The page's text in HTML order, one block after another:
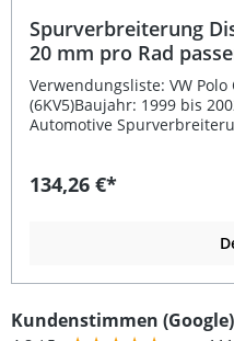
Spurverbreiterung
20 mm pro Rad
2
Verwendungsliste: VW Polo
(6KV5)Baujahr: 1999 bis
Automotive
sorgt mit einer Breite von
Aluminium, das auch im
Dank des Systems B+ mit
Radnabe befestigt.
134,26 €*
Kundenstimmen (Google)